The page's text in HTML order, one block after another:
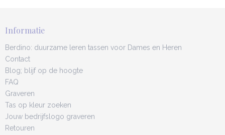
Informatie
Berdino: duurzame leren tassen voor Dames en Heren
Contact
Blog; blijf op de hoogte
FAQ
Graveren
Tas op kleur zoeken
Jouw bedrijfslogo graveren
Retouren